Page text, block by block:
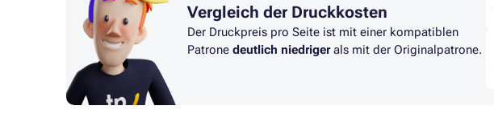
Vergleich der Druckkosten
Der Druckpreis pro Seite ist mit einer kompatiblen
Patrone deutlich niedrigerals mit der Originalpatrone.